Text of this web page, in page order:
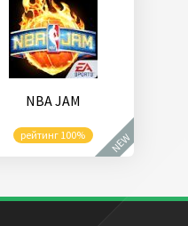
NBA JAM
рейтинг 100% NEW